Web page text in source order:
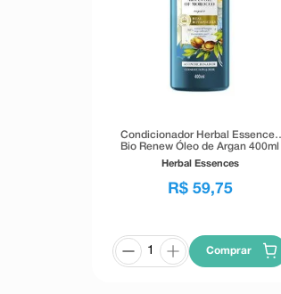
Condicionador Herbal Essences
Bio Renew Óleo de Argan 400ml
Herbal Essences
R$ 59,75
Comprar